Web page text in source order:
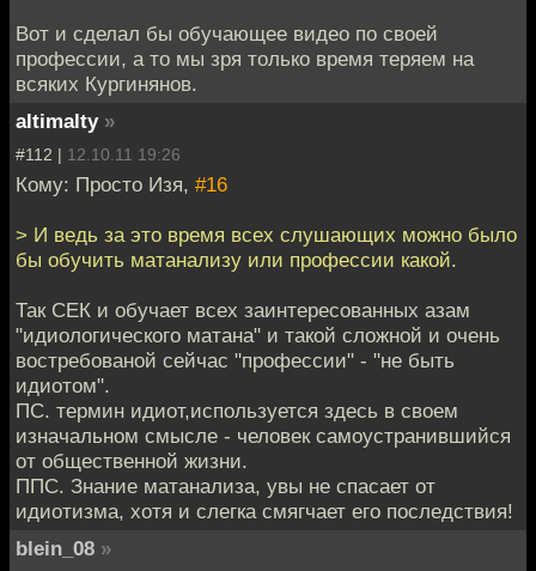
Вот и сделал бы обучающее видео по своей
профессии, а то мы зря только время теряем на
всяких Кургинянов.
altimalty »
#112 | 12.10.11 19:26
Кому: Просто Изя, #16
> И ведь за это время всех слушающих можно было
бы обучить матанализу или профессии какой.
Так СЕК и обучает всех заинтересованных азам
"идиологического матана" и такой сложной и очень
востребованой сейчас "профессии" - "не быть
идиотом".
ПС. термин идиот,используется здесь в своем
изначальном смысле - человек самоустранившийся
от общественной жизни.
ППС. Знание матанализа, увы не спасает от
идиотизма, хотя и слегка смягчает его последствия!
blein_08 »